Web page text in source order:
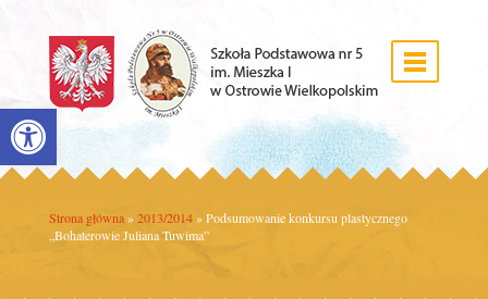
Open toolbar
Strona główna » 2013/2014 »Podsumowanie konkursu plastycznego
„Bohaterowie Juliana Tuwima”